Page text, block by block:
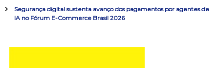
d
Segurança digital sustenta avanço dos pagamentos por agentes de
IA no Fórum E-Commerce Brasil 2026